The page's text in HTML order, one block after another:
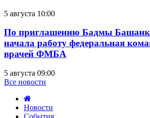
5 августа 10:00
По приглашению Бадмы
начала работу федеральная
врачей ФМБА
5 августа 09:00
Все новости
Новости
События